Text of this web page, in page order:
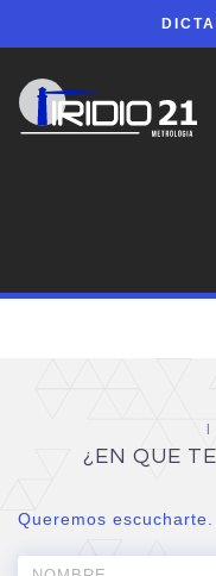
¿EN QUE
Queremos escucharte.